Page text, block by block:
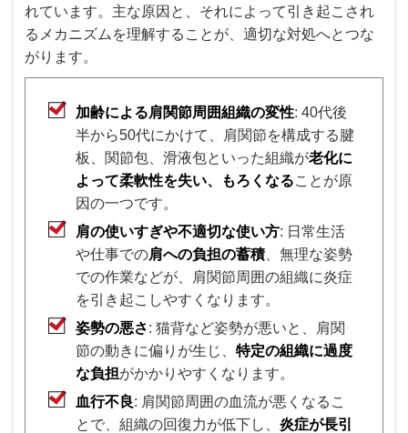
れています。主な原因と、それによって引き起こされ
るメカニズムを理解することが、適切な対処へとつな
がります。
加齢による肩関節周囲組織の変性: 40代後
半から50代にかけて、肩関節を構成する腱
板、関節包、滑液包といった組織が老化に
よって柔軟性を失い、もろくなることが原
因の一つです。
肩の使いすぎや不適切な使い方: 日常生活
や仕事での肩への負担の蓄積、無理な姿勢
での作業などが、肩関節周囲の組織に炎症
を引き起こしやすくなります。
姿勢の悪さ: 猫背など姿勢が悪いと、肩関
節の動きに偏りが生じ、特定の組織に過度
な負担がかかりやすくなります。
血行不良: 肩関節周囲の血流が悪くなるこ
とで、組織の回復力が低下し、炎症が長引